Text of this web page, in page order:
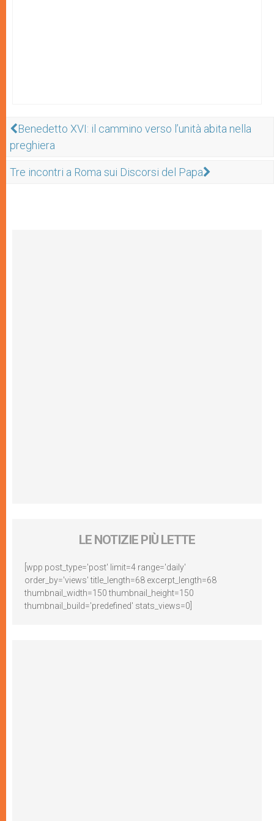
Benedetto XVI: il cammino verso l’unità abita nella
preghiera
Tre incontri a Roma sui Discorsi del Papa
LE NOTIZIE PIÙ LETTE
[wpp post_type='post' limit=4 range='daily'
order_by='views' title_length=68 excerpt_length=68
thumbnail_width=150 thumbnail_height=150
thumbnail_build='predefined' stats_views=0]